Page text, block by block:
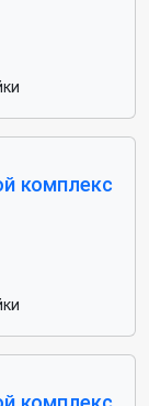
комплекс